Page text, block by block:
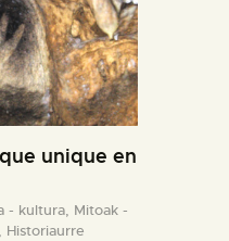
unique en
- kultura, Mitoak -
Historiaurre